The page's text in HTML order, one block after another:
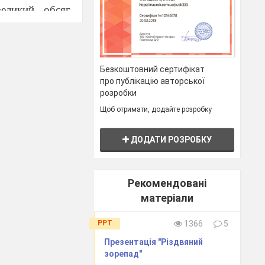
обсяг
Безкоштовний сертифікат
про публікацію авторської
розробки
Щоб отримати, додайте розробку
ДОДАТИ РОЗРОБКУ
Рекомендовані
матеріали
PPT 1366
5
Презентація "Різдвяний
зорепад"